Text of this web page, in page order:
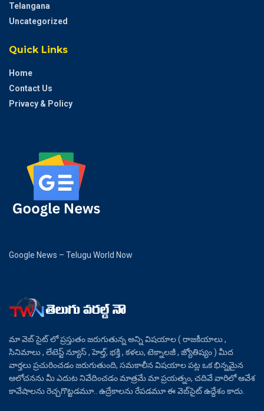
Telangana
Uncategorized
Quick Links
Home
Contact Us
Privacy & Policy
Google News – Telugu World Now
మా వెబ్ సైట్ లో ప్రస్తుతం జరుగుతున్న అన్ని విషయాల ( రాజకీయాలు ,
సినిమాలు , లేటెస్ట్ న్యూస్ , హెల్త్, భక్తి , కళలు, టెక్నాలజీ , జ్యోతిష్యం ) మీద
వార్తలు ప్రచురించడం జరుగుతుంది, సమకాలీన విషయాల పట్ల ఒక భిన్నమైన
ఆలోచనను మీ ఎదుట నివేదించడం మాత్రమే మా ప్రయత్నం, చదివే వారిలో ఆవేశ
కావేషాలను రెచ్చగొట్టడమూ.. ఉద్రేకాలను రేపడమూ ఈ వెబ్‌సైట్ ఉద్దేశం కాదు.